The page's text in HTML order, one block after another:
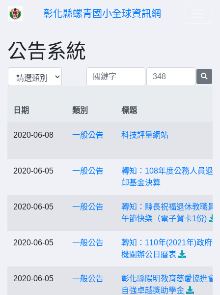
彰化縣螺青國小全球資訊網
公告系統
日期 類別 標題
2020-06-08 一般公告 科技評量網站
2020-06-05 一般公告
轉知：108年度公務人員退
卹基金決算
2020-06-05 一般公告
轉知：縣長祝福退休教職員
午節快樂（電子賀卡1份)
2020-06-05 一般公告
轉知：110年(2021年)政府
機關辦公日曆表
2020-06-05 一般公告
彰化縣陽明教育慈愛協進會
自強卓越獎助學金